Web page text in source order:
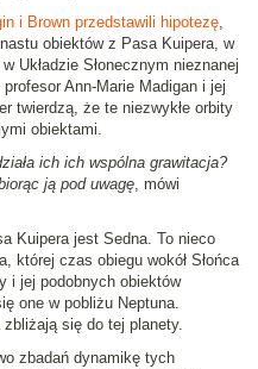
i Brown przedstawili hipotezę,
obiektów z Pasa Kuipera, w
Układzie Słonecznym nieznanej
Ann-Marie Madigan i jej
twierdzą, że te niezwykłe orbity
obiektami.
ich ich wspólna grawitacja?
ją pod uwagę, mówi
Kuipera jest Sedna. To nieco
której czas obiegu wokół Słońca
i jej podobnych obiektów
one w pobliżu Neptuna.
się do tej planety.
zbadań dynamikę tych